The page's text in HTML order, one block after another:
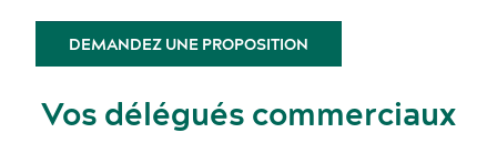
DEMANDEZ UNE PROPOSITION
Vos délégués commerciaux